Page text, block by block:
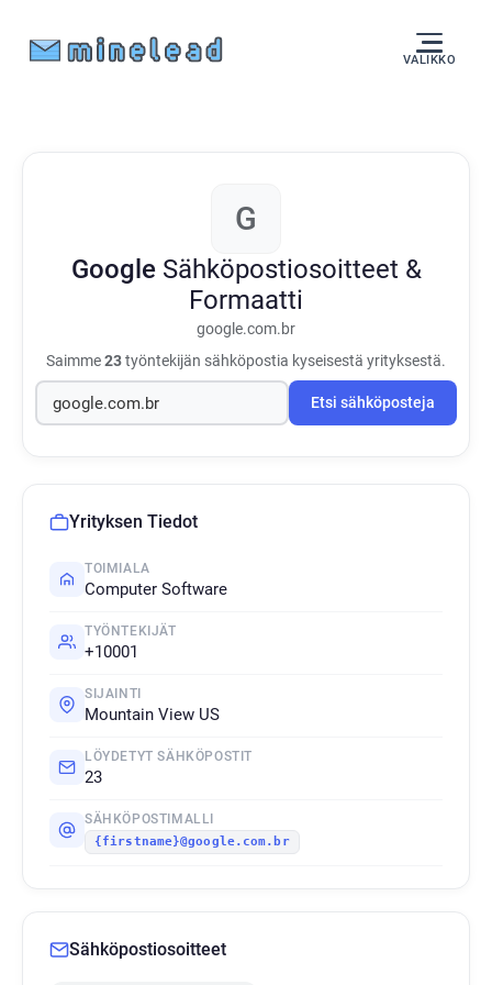
VALIKKO
G
Google Sähköpostiosoitteet &
Formaatti
google.com.br
Saimme23työntekijän sähköpostia kyseisestä yrityksestä.
Etsi sähköposteja
Yrityksen Tiedot
TOIMIALA
Computer Software
TYÖNTEKIJÄT
+10001
SIJAINTI
Mountain View US
LÖYDETYT SÄHKÖPOSTIT
23
SÄHKÖPOSTIMALLI
{firstname}@google.com.br
Sähköpostiosoitteet